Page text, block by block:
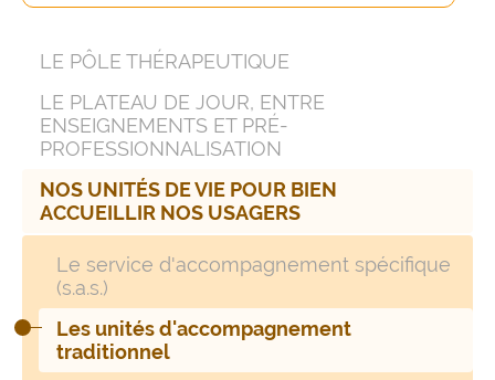
LE PÔLE THÉRAPEUTIQUE
LE PLATEAU DE JOUR, ENTRE
ENSEIGNEMENTS ET PRÉ-
PROFESSIONNALISATION
NOS UNITÉS DE VIE POUR BIEN
ACCUEILLIR NOS USAGERS
Le service d'accompagnement spécifique
(s.a.s.)
Les unités d'accompagnement
traditionnel